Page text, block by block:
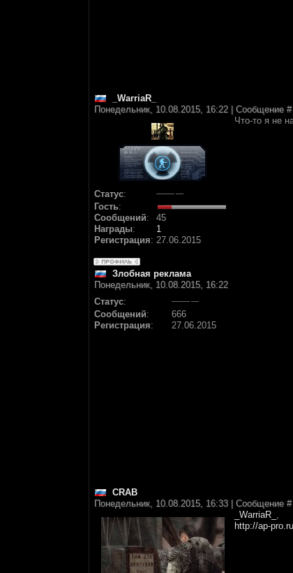
_WarriaR_
Понедельник, 10.08.2015, 16:22 | Сообщение #
Статус:
Гость:
Сообщений:
45
Награды:
1
Регистрация: 27.06.2015
Что-то я не
Злобная реклама
Понедельник, 10.08.2015, 16:22
Статус:
Сообщений:
666
Регистрация: 27.06.2015
CRAB
Понедельник, 10.08.2015, 16:33 | Сообщение #
_WarriaR_ ,
http://ap-